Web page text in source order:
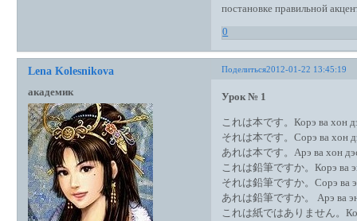
постановке правильной
0
Поделиться2012-01-22 13:45:19
Lena Kolesnikova
академик Урок № 1
これは本です。Корэ ва хон
それは本です。Сорэ ва хон
あれは本です。Арэ ва хон
これは鉛筆ですか。Корэ ва
それは鉛筆ですか。Сорэ ва
あれは鉛筆ですか。 Арэ ва
これは紙ではありません。